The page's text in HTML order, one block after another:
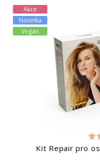
Akce
Novinka
Vegan
Kit Repair pro